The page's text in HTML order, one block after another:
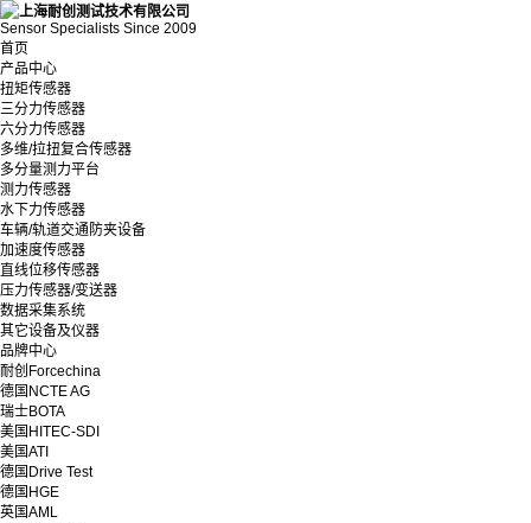
Sensor Specialists Since 2009
首页
产品中心
扭矩传感器
三分力传感器
六分力传感器
多维/拉扭复合传感器
多分量测力平台
测力传感器
水下力传感器
车辆/轨道交通防夹设备
加速度传感器
直线位移传感器
压力传感器/变送器
数据采集系统
其它设备及仪器
品牌中心
耐创Forcechina
德国NCTE AG
瑞士BOTA
美国HITEC-SDI
美国ATI
德国Drive Test
德国HGE
英国AML